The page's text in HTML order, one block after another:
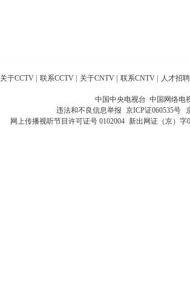
关于CCTV 联系CCTV 关于CNTV 联系CNTV 人才招聘
中国中央电视台 中国网络电
违法和不良信息举报 京ICP证060535号
网上传播视听节目许可证号 0102004 新出网证（京）